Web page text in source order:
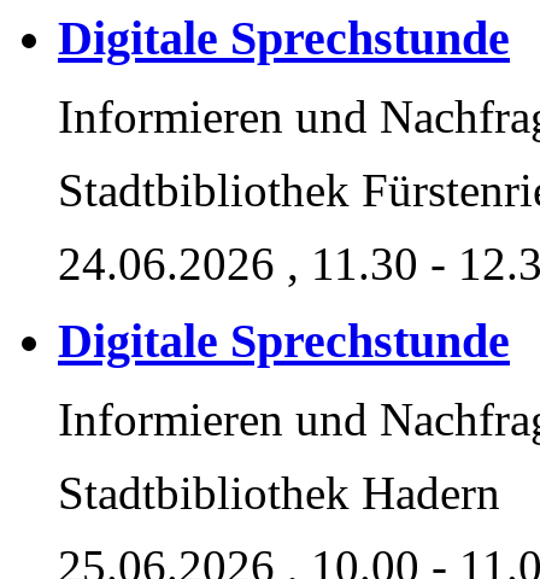
Digitale Sprechstunde
Informieren und
Stadtbibliothek
24.06.2026 , 11.30 -
Digitale Sprechstunde
Informieren und
Stadtbibliothek Hadern
25.06.2026 , 10.00 -